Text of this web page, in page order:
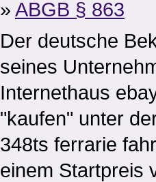
» ABGB § 863
Der deutsche
seines
Internethaus
"kaufen" unter
348ts ferrarie
einem Startpreis